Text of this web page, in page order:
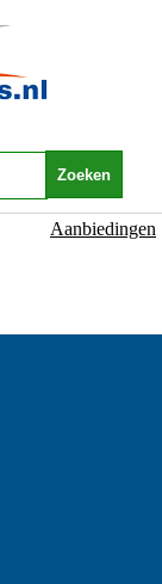
Aanbiedingen